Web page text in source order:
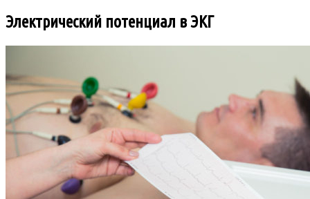
Электрический потенциал в ЭКГ